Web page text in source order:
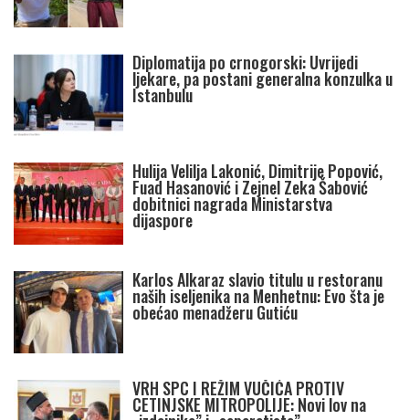
Diplomatija po crnogorski: Uvrijedi
ljekare, pa postani generalna konzulka u
Istanbulu
Hulija Velilja Lakonić, Dimitrije Popović,
Fuad Hasanović i Zejnel Zeka Šabović
dobitnici nagrada Ministarstva
dijaspore
Karlos Alkaraz slavio titulu u restoranu
naših iseljenika na Menhetnu: Evo šta je
obećao menadžeru Gutiću
VRH SPC I REŽIM VUČIĆA PROTIV
CETINJSKE MITROPOLIJE: Novi lov na